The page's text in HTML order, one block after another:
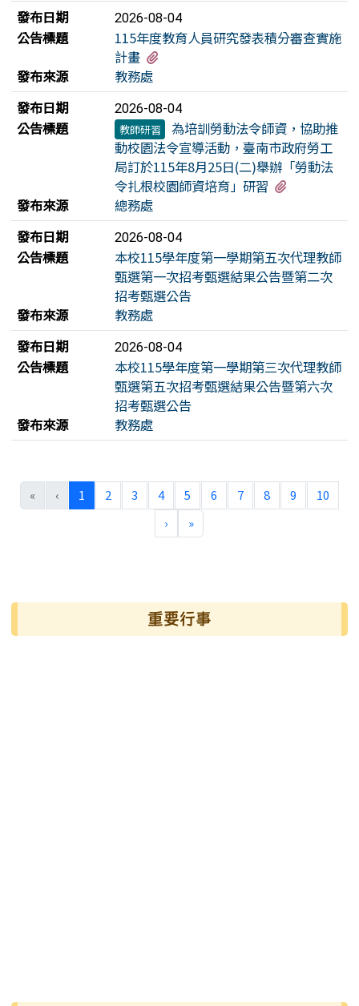
發布日期 2026-08-04
公告標題
115年度教育人員研究發表積分審查實施
計畫
發布來源
教務處
發布日期
2026-08-04
公告標題 教師研習
為培訓勞動法令師資，協助推
動校園法令宣導活動，臺南市政府勞工
局訂於115年8月25日(二)舉辦「勞動法
令扎根校園師資培育」研習
發布來源
總務處
發布日期
2026-08-04
公告標題
本校115學年度第一學期第五次代理教師
甄選第一次招考甄選結果公告暨第二次
招考甄選公告
發布來源
教務處
發布日期
2026-08-04
公告標題
本校115學年度第一學期第三次代理教師
甄選第五次招考甄選結果公告暨第六次
招考甄選公告
發布來源
教務處
« ‹ 1 (目前頁次)
2 3 4 5 6 7 8 9
10
›下一頁
»最後頁
左邊區域內容 重要行事